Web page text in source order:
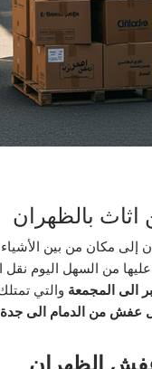
بالظهران
إلى مكان من بين
عليها من السهل اليوم
الى المجمعة والتي
عفش من الدمام الى